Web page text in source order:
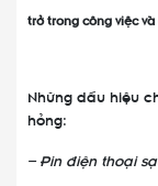
trở trong công việc
Những dấu hiệu
hỏng:
– Pin điện thoại